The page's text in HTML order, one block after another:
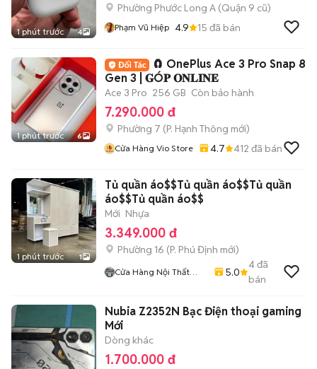
1 phút trước 4
Phường Phước Long A (Quận 9 cũ)
Phạm Vũ Hiệp 4.9 15 đã bán
1 phút trước 6
🧲 OnePlus Ace 3 Pro Snap 8
Gen 3 | 𝐆Ó𝐏 𝐎𝐍𝐋𝐈𝐍𝐄
Ace 3 Pro 256 GB Còn bảo hành
7.290.000 đ
Phường 7 (P. Hạnh Thông mới)
Cửa Hàng Vio Store 4.7 412 đã bán
1 phút trước 1
Tủ quần áo$$Tủ quần áo$$Tủ quần
áo$$Tủ quần áo$$
Mới Nhựa
3.349.000 đ
Phường 16 (P. Phú Định mới)
Cửa Hàng Nội Thất
5.0
4đã
bán
Nubia Z2352N Bạc Điện thoại gaming
Mới
Dòng khác
1.700.000 đ